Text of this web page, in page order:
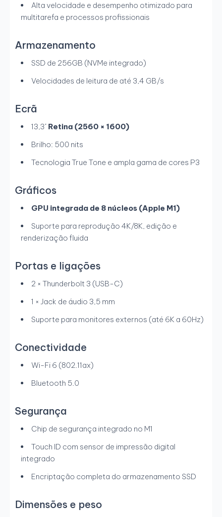
Alta velocidade e desempenho otimizado para
multitarefa e processos profissionais
Armazenamento
SSD de 256GB (NVMe integrado)
Velocidades de leitura de até 3,4 GB/s
Ecrã
13,3" Retina (2560 × 1600)
Brilho: 500 nits
Tecnologia True Tone e ampla gama de cores P3
Gráficos
GPU integrada de 8 núcleos (Apple M1)
Suporte para reprodução 4K/8K, edição e
renderização fluida
Portas e ligações
2 × Thunderbolt 3 (USB-C)
1 × Jack de áudio 3,5 mm
Suporte para monitores externos (até 6K a 60Hz)
Conectividade
Wi-Fi 6 (802.11ax)
Bluetooth 5.0
Segurança
Chip de segurança integrado no M1
Touch ID com sensor de impressão digital
integrado
Encriptação completa do armazenamento SSD
Dimensões e peso